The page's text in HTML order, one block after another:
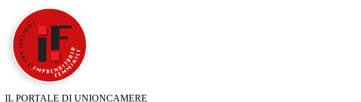
IL PORTALE DI UNIONCAMERE